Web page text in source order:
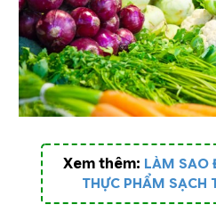
Xem thêm: LÀM SAO
THỰC PHẨM SẠCH